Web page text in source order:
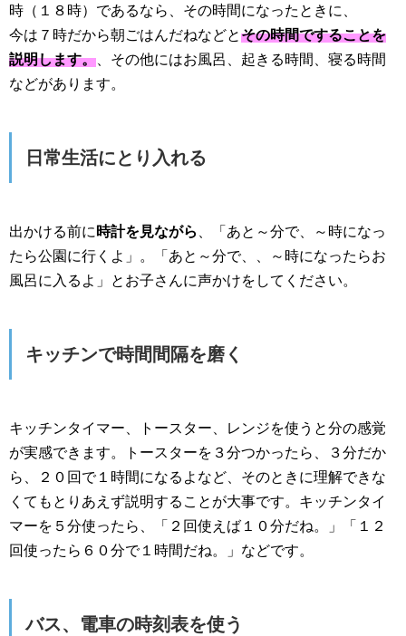
時（１８時）であるなら、その時間になったときに、
今は７時だから朝ごはんだねなどとその時間ですることを
説明します。 、その他にはお風呂、起きる時間、寝る時間
などがあります。
日常生活にとり入れる
出かける前に 時計を見ながら
、「あと～分で、～時になっ
たら公園に行くよ」。「あと～分で、、～時になったらお
風呂に入るよ」とお子さんに声かけをしてください。
キッチンで時間間隔を磨く
キッチンタイマー、トースター、レンジを使うと分の感覚
が実感できます。トースターを３分つかったら、３分だか
ら、２０回で１時間になるよなど、そのときに理解できな
くてもとりあえず説明することが大事です。キッチンタイ
マーを５分使ったら、「２回使えば１０分だね。」「１２
回使ったら６０分で１時間だね。」などです。
バス、電車の時刻表を使う